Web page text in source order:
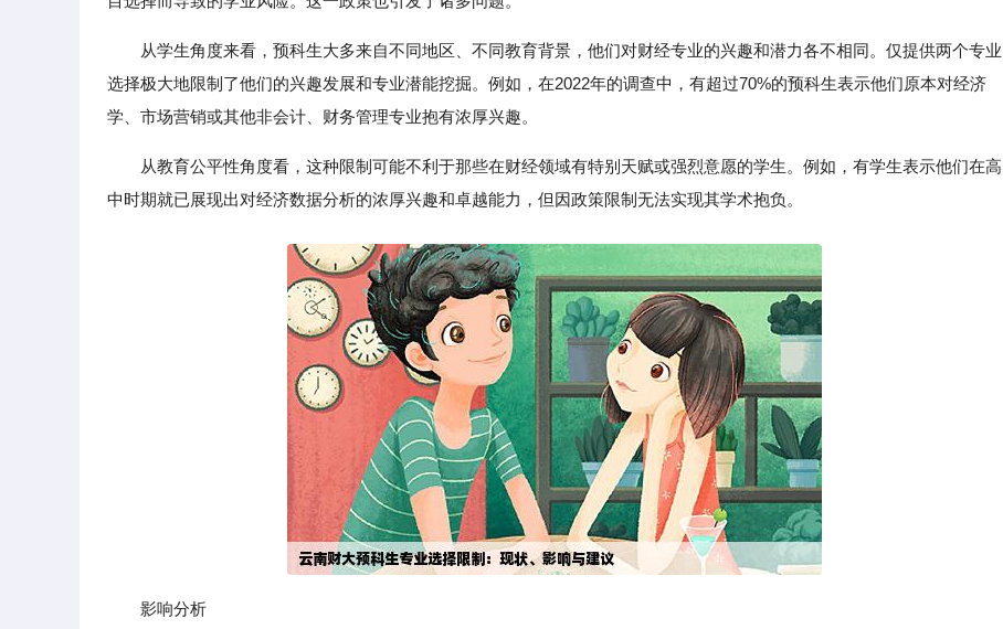
从学生角度来看，预科生大多来自不同地区、不同教育背景，他们对财经专业的兴趣和潜力各不相同。仅提供两个专业
选择极大地限制了他们的兴趣发展和专业潜能挖掘。例如，在2022年的调查中，有超过70%的预科生表示他们原本对经济
学、市场营销或其他非会计、财务管理专业抱有浓厚兴趣。
从教育公平性角度看，这种限制可能不利于那些在财经领域有特别天赋或强烈意愿的学生。例如，有学生表示他们在高
中时期就已展现出对经济数据分析的浓厚兴趣和卓越能力，但因政策限制无法实现其学术抱负。
影响分析